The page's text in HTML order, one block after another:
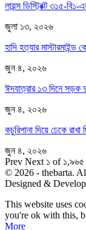
লায়ন্স ডিস্ট্রিক্ট ৩১৫-
জুলা ১৩, ২০২৬
হাদি হত্যার মাস্টারমাইন্ড
জুন ৪, ২০২৬
ঈদযাত্রার ১৩ দিনে সড়ক
জুন ৪, ২০২৬
কচুরিপানা দিয়ে ঢেকে
জুন ৪, ২০২৬
Prev Next ১ of ১,৯৬৫
© 2026 - thebarta.
Designed &
This website uses
you're ok with this,
More